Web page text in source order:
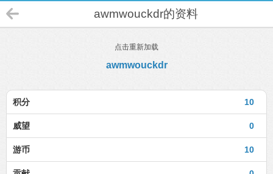
awmwouckdr的资料
点击重新加载
awmwouckdr
10
积分
0
威望
10
游币